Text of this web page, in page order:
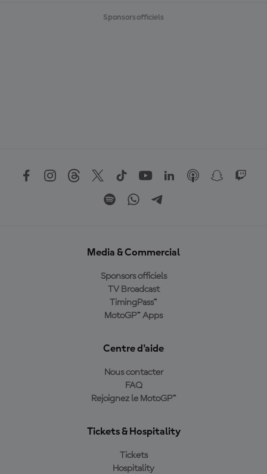
Sponsors officiels
Media & Commercial
Sponsors officiels
TV Broadcast
TimingPass™
MotoGP™ Apps
Centre d'aide
Nous contacter
FAQ
Rejoignez le MotoGP™
Tickets & Hospitality
Tickets
Hospitality